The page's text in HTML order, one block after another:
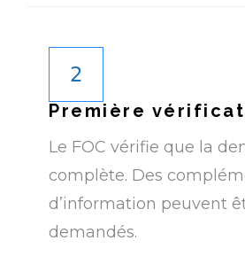
2
Première
Le FOC vérifie que la
complète. Des
d’information peuvent
demandés.